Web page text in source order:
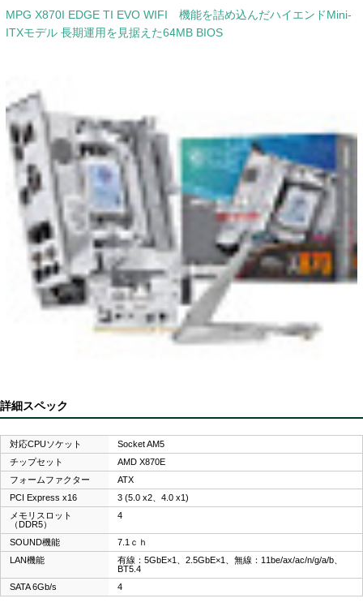
MPG X870I EDGE TI EVO WIFI 機能を詰め込んだハイエンドMini-
ITXモデル 長期運用を見据えた64MB BIOS
詳細スペック
対応CPUソケット
Socket AM5
チップセット
AMD X870E
フォームファクター
ATX
PCI Express x16
3 (5.0 x2、4.0 x1)
メモリスロット
（DDR5）
4
SOUND機能
7.1ｃｈ
LAN機能
有線：5GbE×1、2.5GbE×1、無線：11be/ax/ac/n/g/a/b、
BT5.4
SATA 6Gb/s
4